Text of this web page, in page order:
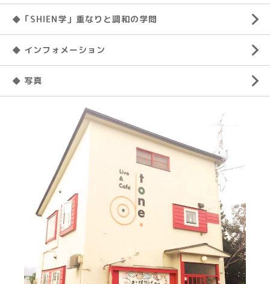
◆「SHIEN学」重なりと調和の学問
◆ インフォメーション
◆ 写真